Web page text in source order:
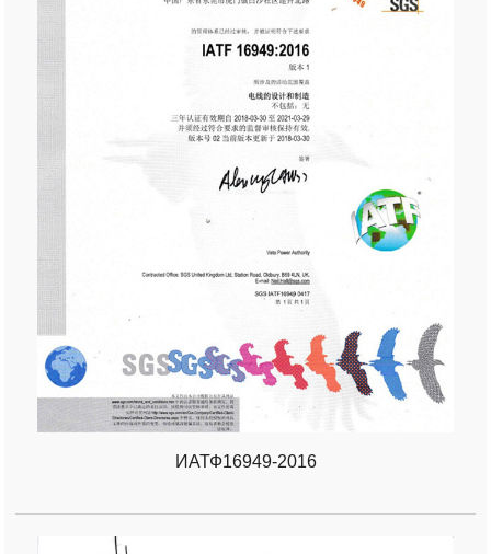
ИАТФ16949-2016